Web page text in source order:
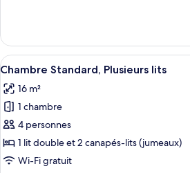
chambre :
Chambre
Standard,
Plusieurs
lits
Chambre
Standard,
Plusieurs
Afficher
toutes
les
photos
pour
ce
type
Un
6
Chambre Standard, Plusieurs lits
16 m²
1 chambre
4 personnes
1 lit double et 2 canapés-lits (jumeaux)
Wi-Fi gratuit